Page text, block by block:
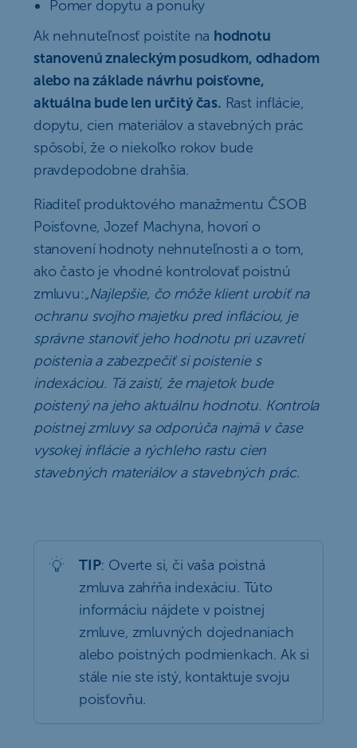
Pomer dopytu a ponuky
Ak nehnuteľnosť poistíte na hodnotu
stanovenú znaleckým posudkom, odhadom
alebo na základe návrhu poisťovne,
aktuálna bude len určitý čas. Rast inflácie,
dopytu, cien materiálov a stavebných prác
spôsobí, že o niekoľko rokov bude
pravdepodobne drahšia.
Riaditeľ produktového manažmentu ČSOB
Poisťovne, Jozef Machyna, hovorí o
stanovení hodnoty nehnuteľnosti a o tom,
ako často je vhodné kontrolovať poistnú
zmluvu:„Najlepšie, čo môže klient urobiť na
ochranu svojho majetku pred infláciou, je
správne stanoviť jeho hodnotu pri uzavretí
poistenia a zabezpečiť si poistenie s
indexáciou. Tá zaistí, že majetok bude
poistený na jeho aktuálnu hodnotu. Kontrola
poistnej zmluvy sa odporúča najmä v čase
vysokej inflácie a rýchleho rastu cien
stavebných materiálov a stavebných prác.
TIP: Overte si, či vaša poistná
zmluva zahŕňa indexáciu. Túto
informáciu nájdete v poistnej
zmluve, zmluvných dojednaniach
alebo poistných podmienkach. Ak si
stále nie ste istý, kontaktuje svoju
poisťovňu.